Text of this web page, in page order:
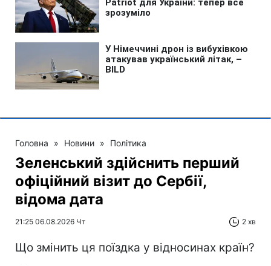
Головна » Новини » Політика
Зеленський здійснить перший
офіційний візит до Сербії,
відома дата
21:25 06.08.2026 Чт 2 хв
Що змінить ця поїздка у відносинах країн?